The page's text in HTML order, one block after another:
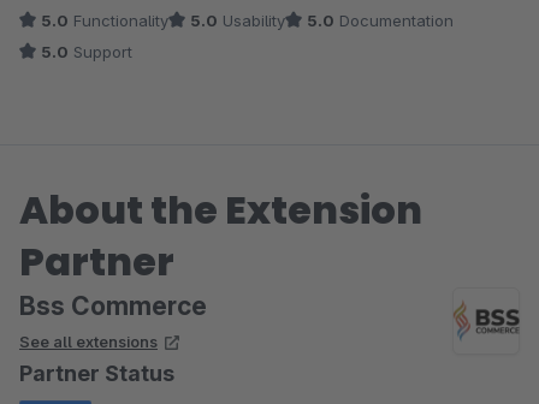
5.0 Functionality 5.0 Usability 5.0 Documentation
5.0 Support
About the Extension
Partner
Bss Commerce
See all extensions
Partner Status